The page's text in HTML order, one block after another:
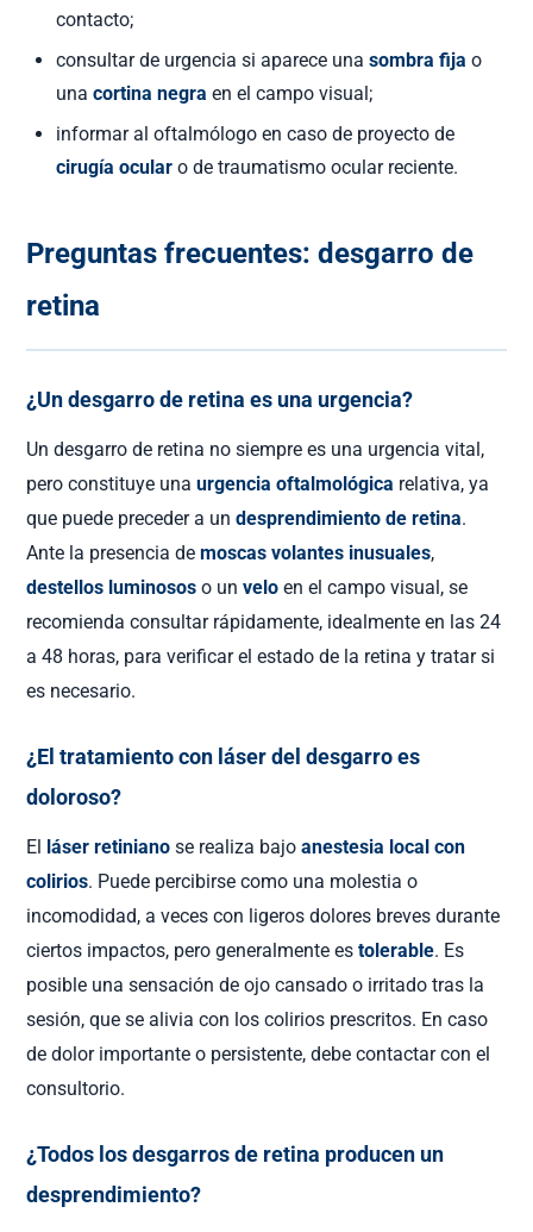
contacto;
consultar de urgencia si aparece unasombra fija o
unacortina negra en el campo visual;
informar al oftalmólogo en caso de proyecto de
cirugía ocular o de traumatismo ocular reciente.
Preguntas frecuentes: desgarro de
retina
¿Un desgarro de retina es una urgencia?
Un desgarro de retina no siempre es una urgencia vital,
pero constituye unaurgencia oftalmológica relativa, ya
que puede preceder a undesprendimiento de retina.
Ante la presencia demoscas volantes inusuales,
destellos luminosos o unvelo en el campo visual, se
recomienda consultar rápidamente, idealmente en las 24
a 48 horas, para verificar el estado de la retina y tratar si
es necesario.
¿El tratamiento con láser del desgarro es
doloroso?
El láser retiniano se realiza bajoanestesia local con
colirios. Puede percibirse como una molestia o
incomodidad, a veces con ligeros dolores breves durante
ciertos impactos, pero generalmente estolerable. Es
posible una sensación de ojo cansado o irritado tras la
sesión, que se alivia con los colirios prescritos. En caso
de dolor importante o persistente, debe contactar con el
consultorio.
¿Todos los desgarros de retina producen un
desprendimiento?